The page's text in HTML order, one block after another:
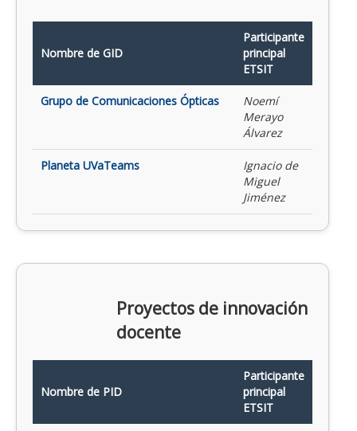
Nombre de GID
Participante
principal
ETSIT
Grupo de Comunicaciones Ópticas
Noemí
Merayo
Álvarez
Planeta UVaTeams
Ignacio de
Miguel
Jiménez
Proyectos de innovación
docente
Nombre de PID
Participante
principal
ETSIT